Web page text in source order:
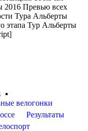
2016 Превью всех
Тура Альберты
этапа Тур Альберты
велогонки
Результаты